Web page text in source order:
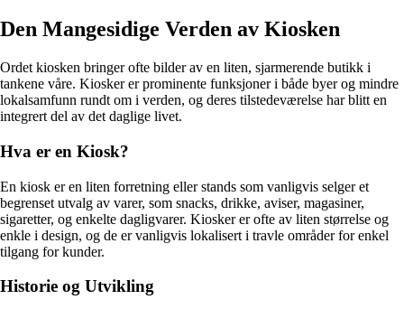
Den Mangesidige Verden av Kiosken
Ordet kiosken bringer ofte bilder av en liten, sjarmerende butikk i
tankene våre. Kiosker er prominente funksjoner i både byer og mindre
lokalsamfunn rundt om i verden, og deres tilstedeværelse har blitt en
integrert del av det daglige livet.
Hva er en Kiosk?
En kiosk er en liten forretning eller stands som vanligvis selger et
begrenset utvalg av varer, som snacks, drikke, aviser, magasiner,
sigaretter, og enkelte dagligvarer. Kiosker er ofte av liten størrelse og
enkle i design, og de er vanligvis lokalisert i travle områder for enkel
tilgang for kunder.
Historie og Utvikling